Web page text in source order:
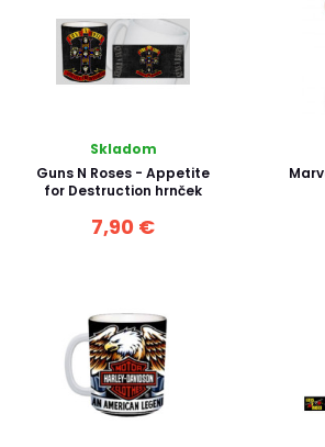
Skladom
Guns N Roses - Appetite
for Destruction hrnček
7,90 €